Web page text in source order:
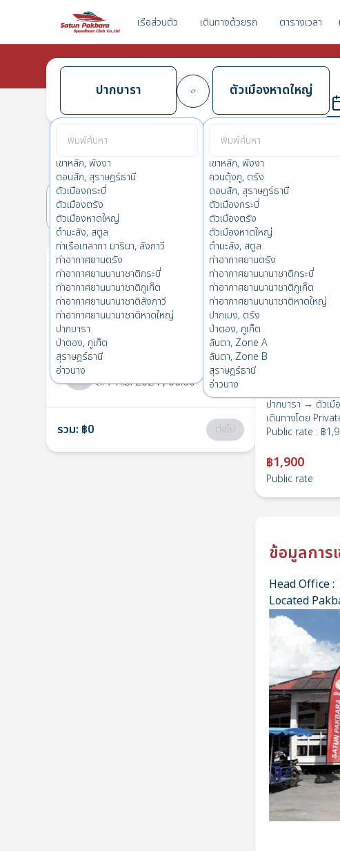
เรือส่วนตัว เดินทางด้วยรถ ตารางเวลา
ปากบารา
เขาหลัก, พังงา
ดอนสัก, สุราษฎร์ธานี
ตัวเมืองกระบี่
ตัวเมืองตรัง
ตัวเมืองหาดใหญ่
ตำมะลัง, สตูล
ท่าเรือเทลากา มารินา, ลังกาวี
ท่าอากาศยานตรัง
ท่าอากาศยานนานาชาติกระบี่
ท่าอากาศยานนานาชาติภูเก็ต
ท่าอากาศยานนานาชาติลังกาวี
ท่าอากาศยานนานาชาติหาดใหญ่
ปากบารา
ป่าตอง, ภูเก็ต
สุราษฎร์ธานี
อ่าวนาง
ตัวเมืองหาดใหญ่
เขาหลัก, พังงา
ควนตุ้งกู, ตรัง
ดอนสัก, สุราษฎร์ธานี
ตัวเมืองกระบี่
ตัวเมืองตรัง
ตัวเมืองหาดใหญ่
ตำมะลัง, สตูล
ท่าอากาศยานตรัง
ท่าอากาศยานนานาชาติกระบี่
ท่าอากาศยานนานาชาติภูเก็ต
ท่าอากาศยานนานาชาติหาดใหญ่
ปากเมง, ตรัง
ป่าตอง, ภูเก็ต
ลันตา, Zone A
ลันตา, Zone B
สุราษฎร์ธานี
อ่าวนาง
ปากบารา→
0.0 (0รีวิว
16(จ.) 17(อ.)
ตั๋วของคุณ
1 ปากบารา→ตัวเมืองหาดใหญ่
2 ตัวเมืองหาดใหญ่
ปากบารา
ส. 7 ก.ย. 2024, 06:00
รวม: ฿0 ต่อไป
ปากบารา → ตัวเมื
เดินทางโดย
Public rate : ฿
฿1,900
Public rate
ข้อมูลการ
Head Office :
Located